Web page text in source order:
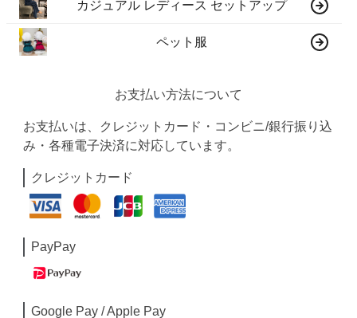
カジュアル レディース セットアップ
ペット服
お支払い方法について
お支払いは、クレジットカード・コンビニ/銀行振り込
み・各種電子決済に対応しています。
クレジットカード
PayPay
Google Pay / Apple Pay